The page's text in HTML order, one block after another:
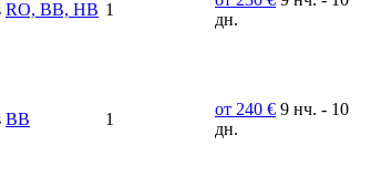
RO, BB, HB 1
дн.
ВВ 1
от 240 € 9 нч. - 10
дн.